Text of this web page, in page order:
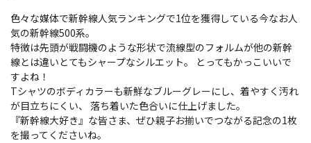
色々な媒体で新幹線人気ランキングで1位を獲得している今なお人
気の新幹線500系。
特徴は先頭が戦闘機のような形状で流線型のフォルムが他の新幹
線とは違いとてもシャープなシルエット。 とってもかっこいいで
すよね！
Tシャツのボディカラーも新鮮なブルーグレーにし、着やすく汚れ
が目立ちにくい、 落ち着いた色合いに仕上げました。
『新幹線大好き』な皆さま、ぜひ親子お揃いでつながる記念の1枚
を撮ってくださいね。